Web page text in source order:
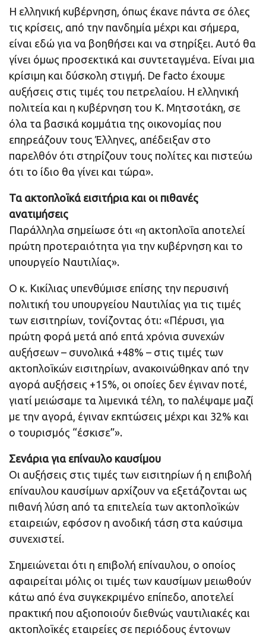
Η ελληνική κυβέρνηση, όπως έκανε πάντα σε όλες
τις κρίσεις, από την πανδημία μέχρι και σήμερα,
είναι εδώ για να βοηθήσει και να στηρίξει. Αυτό θα
γίνει όμως προσεκτικά και συντεταγμένα. Είναι μια
κρίσιμη και δύσκολη στιγμή. De facto έχουμε
αυξήσεις στις τιμές του πετρελαίου. Η ελληνική
πολιτεία και η κυβέρνηση του Κ. Μητσοτάκη, σε
όλα τα βασικά κομμάτια της οικονομίας που
επηρεάζουν τους Έλληνες, απέδειξαν στο
παρελθόν ότι στηρίζουν τους πολίτες και πιστεύω
ότι το ίδιο θα γίνει και τώρα».
Τα ακτοπλοϊκά εισιτήρια και οι πιθανές
ανατιμήσεις
Παράλληλα σημείωσε ότι «η ακτοπλοΐα αποτελεί
πρώτη προτεραιότητα για την κυβέρνηση και το
υπουργείο Ναυτιλίας».
Ο κ. Κικίλιας υπενθύμισε επίσης την περυσινή
πολιτική του υπουργείου Ναυτιλίας για τις τιμές
των εισιτηρίων, τονίζοντας ότι: «Πέρυσι, για
πρώτη φορά μετά από επτά χρόνια συνεχών
αυξήσεων – συνολικά +48% – στις τιμές των
ακτοπλοϊκών εισιτηρίων, ανακοινώθηκαν από την
αγορά αυξήσεις +15%, οι οποίες δεν έγιναν ποτέ,
γιατί μειώσαμε τα λιμενικά τέλη, το παλέψαμε μαζί
με την αγορά, έγιναν εκπτώσεις μέχρι και 32% και
ο τουρισμός “έσκισε”».
Σενάρια για επίναυλο καυσίμου
Οι αυξήσεις στις τιμές των εισιτηρίων ή η επιβολή
επίναυλου καυσίμων αρχίζουν να εξετάζονται ως
πιθανή λύση από τα επιτελεία των ακτοπλοϊκών
εταιρειών, εφόσον η ανοδική τάση στα καύσιμα
συνεχιστεί.
Σημειώνεται ότι η επιβολή επίναυλου, ο οποίος
αφαιρείται μόλις οι τιμές των καυσίμων μειωθούν
κάτω από ένα συγκεκριμένο επίπεδο, αποτελεί
πρακτική που αξιοποιούν διεθνώς ναυτιλιακές και
ακτοπλοϊκές εταιρείες σε περιόδους έντονων